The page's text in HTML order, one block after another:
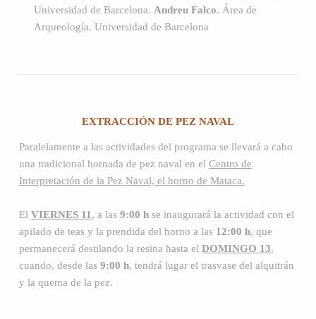
Universidad de Barcelona. Andreu Falco. Área de
Arqueología. Universidad de Barcelona
EXTRACCIÓN DE PEZ NAVAL
Paralelamente a las actividades del programa se llevará a cabo
una tradicional hornada de pez naval en el Centro de
Interpretación de la Pez Naval, el horno de Mataca.
El VIERNES 11 , a las 9:00 hse inaugurará la actividad con el
apilado de teas y la prendida del horno a las 12:00 h, que
permanecerá destilando la resina hasta el DOMINGO 13,
cuando, desde las 9:00 h, tendrá lugar el trasvase del alquitrán
y la quema de la pez.